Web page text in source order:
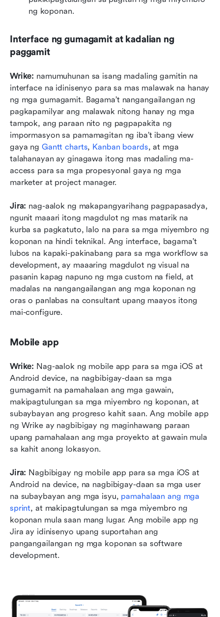
ng koponan.
Interface ng gumagamit at kadalian ng
paggamit
Wrike: namumuhunan sa isang madaling gamitin na
interface na idinisenyo para sa mas malawak na hanay
ng mga gumagamit. Bagama’t nangangailangan ng
pagkapamilyar ang malawak nitong hanay ng mga
tampok, ang paraan nito ng pagpapakita ng
impormasyon sa pamamagitan ng iba’t ibang view
gaya ng Gantt charts, Kanban boards, at mga
talahanayan ay ginagawa itong mas madaling ma-
access para sa mga propesyonal gaya ng mga
marketer at project manager.
Jira: nag-aalok ng makapangyarihang pagpapasadya,
ngunit maaari itong magdulot ng mas matarik na
kurba sa pagkatuto, lalo na para sa mga miyembro ng
koponan na hindi teknikal. Ang interface, bagama’t
lubos na kapaki-pakinabang para sa mga workflow sa
development, ay maaaring magdulot ng visual na
pasanin kapag napuno ng mga custom na field, at
madalas na nangangailangan ang mga koponan ng
oras o panlabas na consultant upang maayos itong
mai-configure.
Mobile app
Wrike: Nag-aalok ng mobile app para sa mga iOS at
Android device, na nagbibigay-daan sa mga
gumagamit na pamahalaan ang mga gawain,
makipagtulungan sa mga miyembro ng koponan, at
subaybayan ang progreso kahit saan. Ang mobile app
ng Wrike ay nagbibigay ng maginhawang paraan
upang pamahalaan ang mga proyekto at gawain mula
sa kahit anong lokasyon.
Jira: Nagbibigay ng mobile app para sa mga iOS at
Android na device, na nagbibigay-daan sa mga user
na subaybayan ang mga isyu, pamahalaan ang mga
sprint, at makipagtulungan sa mga miyembro ng
koponan mula saan mang lugar. Ang mobile app ng
Jira ay idinisenyo upang suportahan ang
pangangailangan ng mga koponan sa software
development.